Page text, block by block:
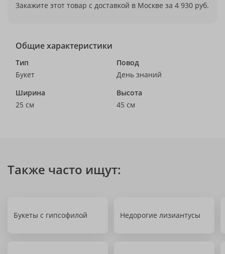
Закажите этот товар с доставкой в Москве за 4 930 руб.
Общие характеристики
Тип
Букет
Повод
День знаний
Ширина
25 см
Высота
45 см
Также часто ищут:
Букеты с гипсофилой Недорогие лизиантусы